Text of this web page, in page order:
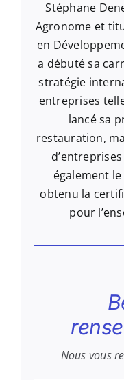
Stéphane
Agronome et
en
a débuté sa
stratégie
entreprises
lancé sa
restauration,
également
obtenu la
pour
Nous vous